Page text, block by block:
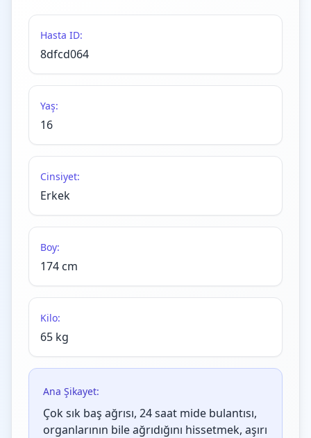
Hasta ID:
8dfcd064
Yaş:
16
Cinsiyet:
Erkek
Boy:
174 cm
Kilo:
65 kg
Ana Şikayet:
Çok sık baş ağrısı, 24 saat mide bulantısı,
organlarının bile ağrıdığını hissetmek, aşırı